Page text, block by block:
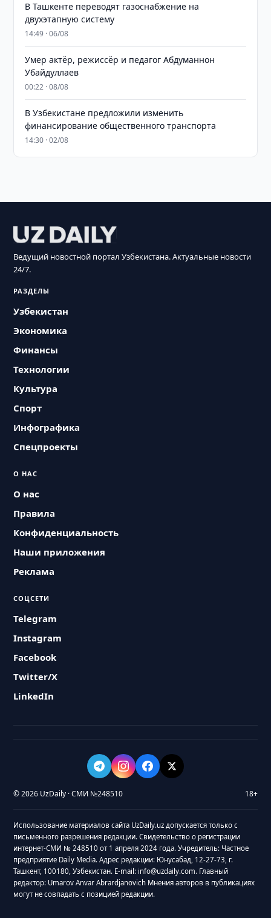
В Ташкенте переводят газоснабжение на
двухэтапную систему
14:49 · 06/08
Умер актёр, режиссёр и педагог Абдуманнон
Убайдуллаев
00:22 · 08/08
В Узбекистане предложили изменить
финансирование общественного транспорта
14:30 · 02/08
Ведущий новостной портал Узбекистана. Актуальные новости
24/7.
РАЗДЕЛЫ
Узбекистан
Экономика
Финансы
Технологии
Культура
Спорт
Инфографика
Спецпроекты
О НАС
О нас
Правила
Конфиденциальность
Наши приложения
Реклама
СОЦСЕТИ
Telegram
Instagram
Facebook
Twitter/X
LinkedIn
© 2026 UzDaily · СМИ №248510 18+
Использование материалов сайта UzDaily.uz допускается только с
письменного разрешения редакции. Свидетельство о регистрации
интернет-СМИ № 248510 от 1 апреля 2024 года. Учредитель: Частное
предприятие Daily Media. Адрес редакции: Юнусабад, 12-27-73, г.
Ташкент, 100180, Узбекистан. E-mail: info@uzdaily.com. Главный
редактор: Umarov Anvar Abrardjanovich Мнения авторов в публикациях
могут не совпадать с позицией редакции.